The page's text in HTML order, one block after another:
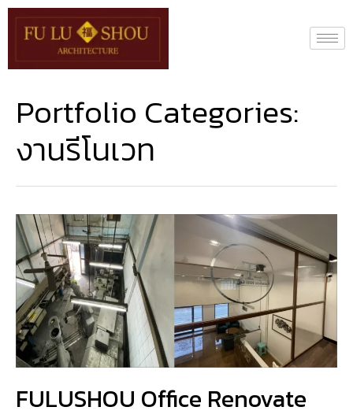
Portfolio Categories:
งานรีโนเวท
FULUSHOU Office Renovate